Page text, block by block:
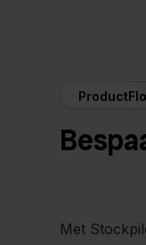
Met